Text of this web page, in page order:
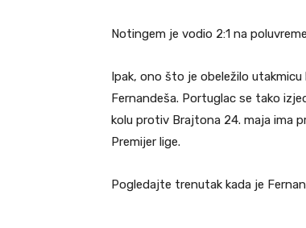
Notingem je vodio 2:1 na
Ipak, ono što je obeležilo
Fernandeša. Portuglac se tako
kolu protiv Brajtona 24. maja ima
Premijer lige.
Pogledajte trenutak kada je